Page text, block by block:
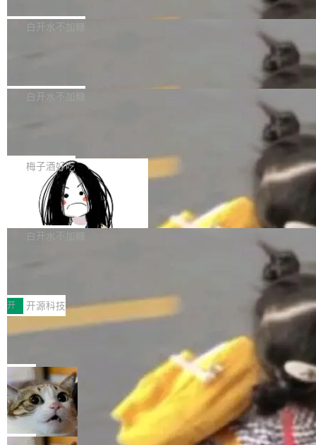
员工参与设立的专项资产管理计划。其中，Dee
获配9...
一个回归问题，该问题导致拉取镜像时会拒绝包
题，该问题可能导致在旧版 Linux 内核...
e 孵化器项目管理委员会（IPMC）投票中获得
P）！这一里程碑不仅标志着 Fluss 迈入新的发
白开水不加糖
长期停止内容更新，未能实现其作为“AI版维基百
提交的编辑请求也长期处于待处理状态。 Groki
pedia 于去年底上线，定位为由人工智能生成内
容的百科平台，被马斯克视为传统众包百科网站
维基百科的替代方案。Lawfare 调查发现，无论
热门页面还是低关注度页面，均未出现近期更
白开水不加糖
是这样的：配 MessageSource 的 Bean、写 R
eloadableResourceBundleMessageSource、
声明 LocaleResolver、注册 LocaleChangeInt
erceptor…五六步之后才能看到第一行翻译文
本。 Solon 换了个方式。整个 i18n 模块围绕三
梅子酒好吃
Apache Doris 4.1 全面增强 Iceberg：
支持 UPDATE、MERGE INTO 与 Iceb
erg V3
Apache Doris 4.1 要补齐的，正是缺失的那一
半。在已有查询能力的基础上，Doris 进一步支
常维护操作，并完整支持 Iceberg V3 格式。
白开水不加糖
村国家自主创新示范区会议中心开幕。本届大会
由中关村智联软件服务业质量创新联盟主办，以
“智构可信·质创未来——AI原生时代的质量新范
式”为主题，直面AI从实验室走向规模化产业落地
的核心质量命题。会上，《2026智能研发生产力
工具选型手册》发布，Testin云测的Testin XAge
nt智能测试系统入选AI测试领域代表产品。对CI
O而言，这提示了一个转变：AI测试正在从效率
工具升级为企业的质量基础设施。 CIO面对的新
开 开源科技
让非法状态不可表示：一篇关于 ADT
有一种东西，一旦用过就回不去了。Alex Fedos
eev 管它叫"软件设计的基石"。 他说的东西不新
鲜——代数数据类型（ADT），尤其是和类型
（sum type）。但他说清楚了一件事：这不是类
型系统的学术体操，是日常编码的思维方式。 文
章从一个简单的例子切入。一个网站的深色主题
局
Cloudflare 开源内部企业 AI 平台 Clou
dflare OS
Cloudflare 发布了一个开源项目 Cloudflare O
S。如果你只看官方博客，你会觉得这是又一